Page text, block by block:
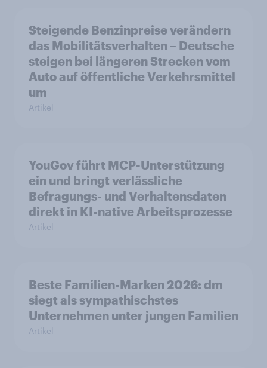
Steigende Benzinpreise verändern
das Mobilitätsverhalten – Deutsche
steigen bei längeren Strecken vom
Auto auf öffentliche Verkehrsmittel
um
Artikel
YouGov führt MCP-Unterstützung
ein und bringt verlässliche
Befragungs- und Verhaltensdaten
direkt in KI-native Arbeitsprozesse
Artikel
Beste Familien-Marken 2026: dm
siegt als sympathischstes
Unternehmen unter jungen Familien
Artikel